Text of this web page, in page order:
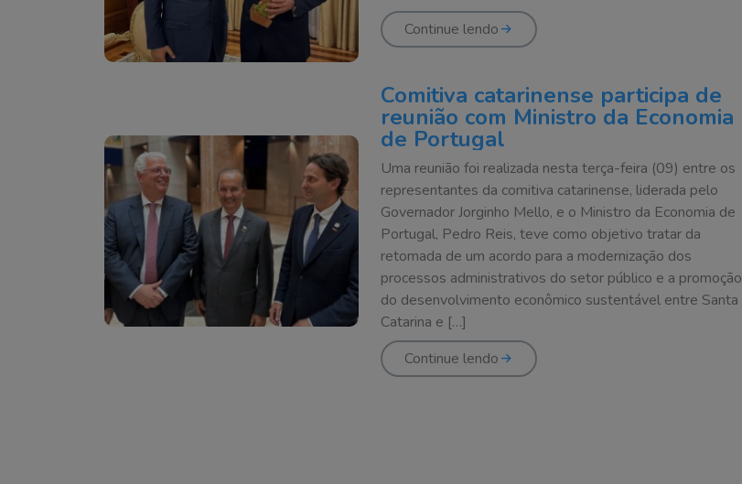
Continue lendo
Comitiva catarinense participa de
reunião com Ministro da Economia
de Portugal
Uma reunião foi realizada nesta terça-feira (09) entre os
representantes da comitiva catarinense, liderada pelo
Governador Jorginho Mello, e o Ministro da Economia de
Portugal, Pedro Reis, teve como objetivo tratar da
retomada de um acordo para a modernização dos
processos administrativos do setor público e a promoção
do desenvolvimento econômico sustentável entre Santa
Catarina e […]
Continue lendo